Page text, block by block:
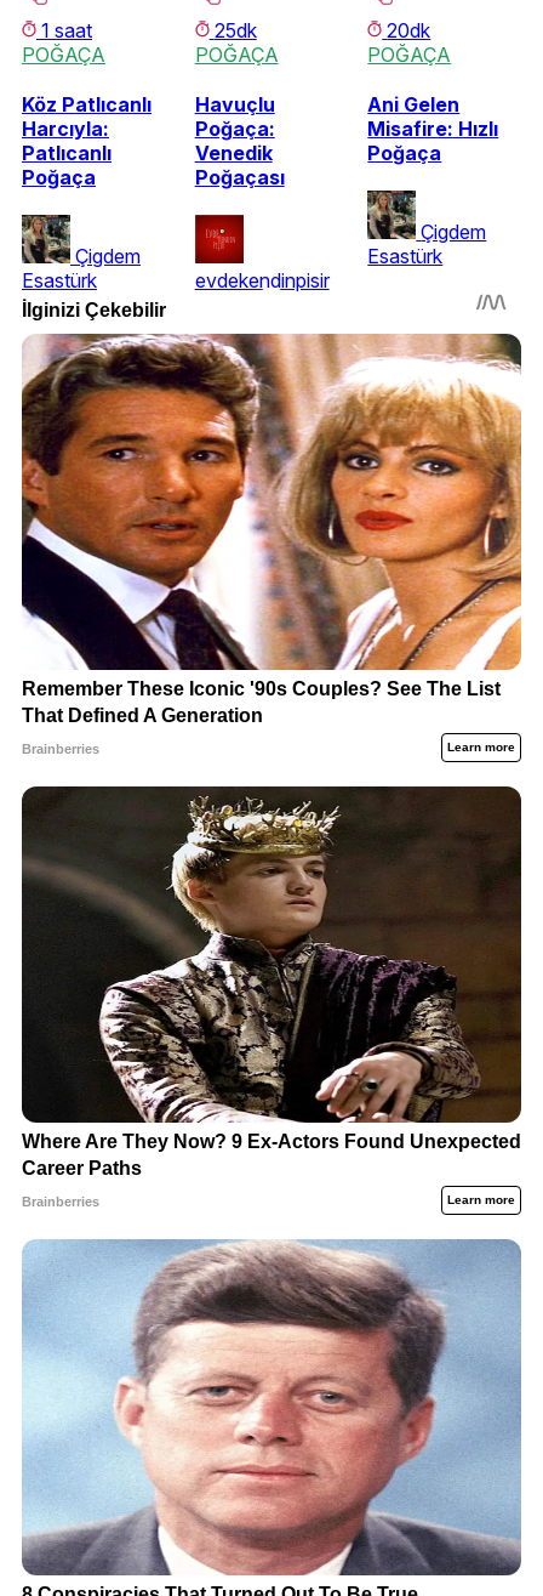
1 saat
POĞAÇA
Köz Patlıcanlı
Harcıyla:
Patlıcanlı
Poğaça
Çigdem
Esastürk
25dk
POĞAÇA
Havuçlu
Poğaça:
Venedik
Poğaçası
evdekendinpisir
20dk
POĞAÇA
Ani Gelen
Misafire: Hızlı
Poğaça
Çigdem
Esastürk